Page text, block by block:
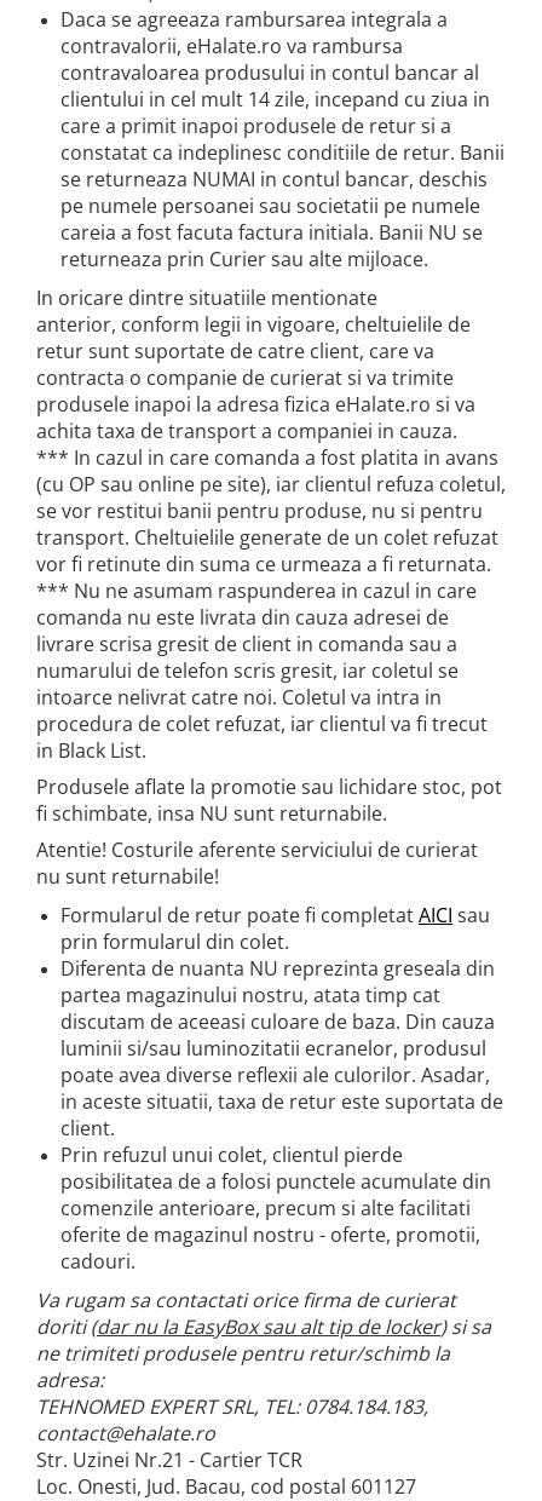
Daca se agreeaza rambursarea integrala a
contravalorii, eHalate.ro va rambursa
contravaloarea produsului in contul bancar al
clientului in cel mult 14 zile, incepand cu ziua in
care a primit inapoi produsele de retur si a
constatat ca indeplinesc conditiile de retur. Banii
se returneaza NUMAI in contul bancar, deschis
pe numele persoanei sau societatii pe numele
careia a fost facuta factura initiala. Banii NU se
returneaza prin Curier sau alte mijloace.
In oricare dintre situatiile mentionate
anterior, conform legii in vigoare, cheltuielile de
retur sunt suportate de catre client, care va
contracta o companie de curierat si va trimite
produsele inapoi la adresa fizica eHalate.ro si va
achita taxa de transport a companiei in cauza.
*** In cazul in care comanda a fost platita in avans
(cu OP sau online pe site), iar clientul refuza coletul,
se vor restitui banii pentru produse, nu si pentru
transport. Cheltuielile generate de un colet refuzat
vor fi retinute din suma ce urmeaza a fi returnata.
*** Nu ne asumam raspunderea in cazul in care
comanda nu este livrata din cauza adresei de
livrare scrisa gresit de client in comanda sau a
numarului de telefon scris gresit, iar coletul se
intoarce nelivrat catre noi. Coletul va intra in
procedura de colet refuzat, iar clientul va fi trecut
in Black List.
Produsele aflate la promotie sau lichidare stoc, pot
fi schimbate, insa NU sunt returnabile.
Atentie! Costurile aferente serviciului de curierat
nu sunt returnabile!
Formularul de retur poate fi completatAICI sau
prin formularul din colet.
Diferenta de nuanta NU reprezinta greseala din
partea magazinului nostru, atata timp cat
discutam de aceeasi culoare de baza. Din cauza
luminii si/sau luminozitatii ecranelor, produsul
poate avea diverse reflexii ale culorilor. Asadar,
in aceste situatii, taxa de retur este suportata de
client.
Prin refuzul unui colet, clientul pierde
posibilitatea de a folosi punctele acumulate din
comenzile anterioare, precum si alte facilitati
oferite de magazinul nostru - oferte, promotii,
cadouri.
Va rugam sa contactati orice firma de curierat
doriti (dar nu la EasyBox sau alt tip de locker) si sa
ne trimiteti produsele pentru retur/schimb la
adresa:
TEHNOMED EXPERT SRL, TEL: 0784.184.183,
contact@ehalate.ro
Str. Uzinei Nr.21 - Cartier TCR
Loc. Onesti, Jud. Bacau, cod postal 601127